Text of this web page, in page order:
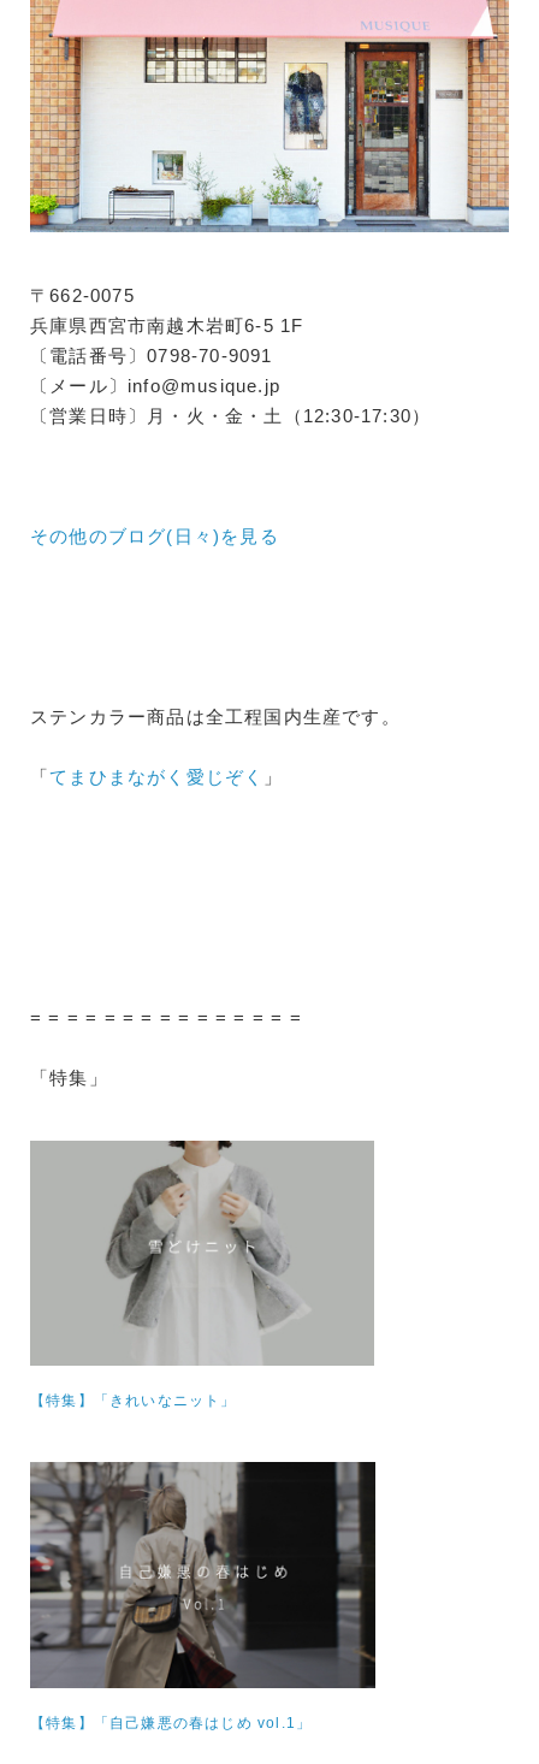
〒662-0075
兵庫県西宮市南越木岩町6-5 1F
〔電話番号〕0798-70-9091
〔メール〕info@musique.jp
〔営業日時〕月・火・金・土（12:30-17:30）
その他のブログ(日々) を見る
ステンカラー商品は全工程国内生産です。
「てまひまながく愛じぞく 」
= = = = = = = = = = = = = = =
「特集」
【特集】 「きれいなニット」
【特集】 「自己嫌悪の春はじめ vol.1」